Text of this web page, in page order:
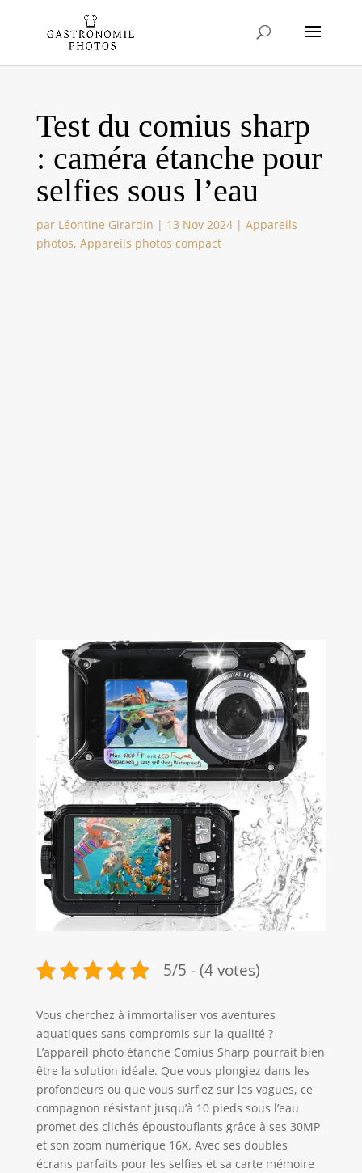
Test du comius sharp
: caméra étanche pour
selfies sous l’eau
par Léontine Girardin | 13 Nov 2024| Appareils
photos, Appareils photos compact
5/5 - (4 votes)
Vous cherchez à immortaliser vos aventures
aquatiques sans compromis sur la qualité ?
L’appareil photo étanche Comius Sharp pourrait bien
être la solution idéale. Que vous plongiez dans les
profondeurs ou que vous surfiez sur les vagues, ce
compagnon résistant jusqu’à 10 pieds sous l’eau
promet des clichés époustouflants grâce à ses 30MP
et son zoom numérique 16X. Avec ses doubles
écrans parfaits pour les selfies et sa carte mémoire